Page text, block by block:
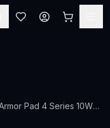
Pad 4 Series 10W